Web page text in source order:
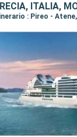
ITALIA,
: Pireo -